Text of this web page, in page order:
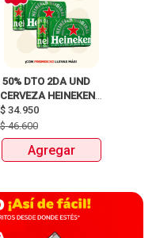
50% DTO 2DA UND
CERVEZA HEINEKEN
SIX PACK LATA
X310ml
$ 34.950
$46.600
Agregar